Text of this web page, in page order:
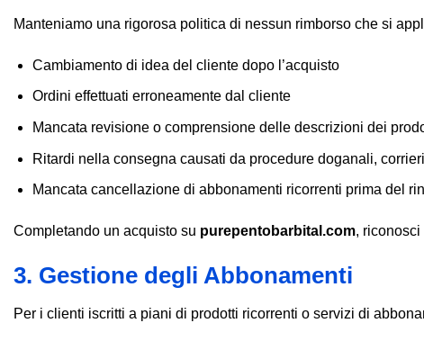
Manteniamo una rigorosa politica di nessun rimborso che si
Cambiamento di idea del cliente dopo l’acquisto
Ordini effettuati erroneamente dal cliente
Mancata revisione o comprensione delle descrizioni dei
Ritardi nella consegna causati da procedure doganali,
Mancata cancellazione di abbonamenti ricorrenti prima del
Completando un acquisto su purepentobarbital.com,
3. Gestione degli Abbonamenti
Per i clienti iscritti a piani di prodotti ricorrenti o servizi di